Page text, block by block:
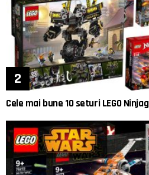
Cele mai bune 10 seturi LEGO